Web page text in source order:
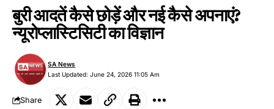
बुरी आदतें कैसे छोड़ें और नई कैसे अपनाएं?
न्यूरोप्लास्टिसिटी का विज्ञान
Last Updated: June 24, 2026 11:05 Am
SA News
Share